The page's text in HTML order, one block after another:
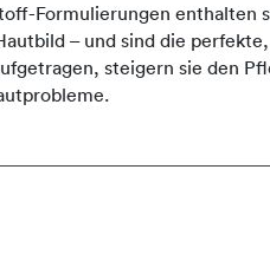
Formulierungen enthalten
– und sind die
steigern sie den